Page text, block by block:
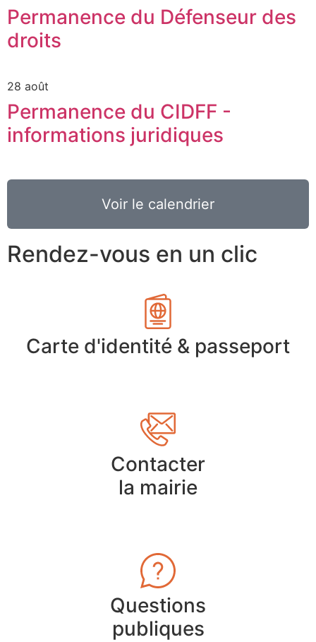
Permanence du Défenseur des
droits
28 août
Permanence du CIDFF -
informations juridiques
Voir le calendrier
Rendez-vous en un clic
Carte d'identité & passeport
Contacter
la mairie
Questions
publiques